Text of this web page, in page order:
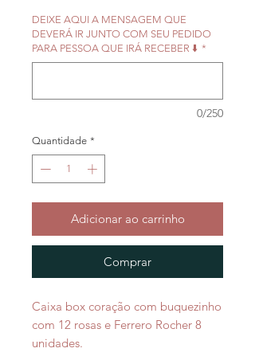
DEIXE AQUI A MENSAGEM QUE
DEVERÁ IR JUNTO COM SEU PEDIDO
PARA PESSOA QUE IRÁ RECEBER ⬇️ *
0/250
Quantidade *
Adicionar ao carrinho
Comprar
Caixa box coração com buquezinho
com 12 rosas e Ferrero Rocher 8
unidades.